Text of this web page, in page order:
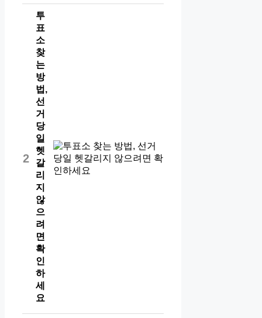
2
투
표
소
찾
는
방
법,
선
거
당
일
헷
갈
리
지
않
으
려
면
확
인
하
세
요